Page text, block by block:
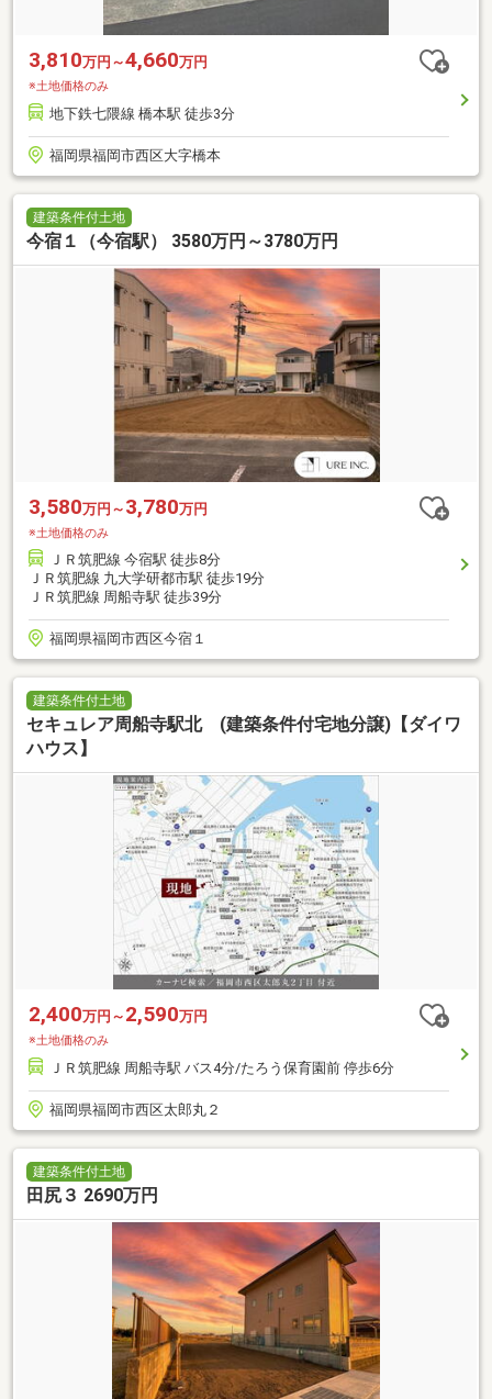
3,810万円～4,660万円
※土地価格のみ
地下鉄七隈線 橋本駅 徒歩3分
福岡県福岡市西区大字橋本
建築条件付土地
今宿１（今宿駅） 3580万円～3780万円
3,580万円～ 3,780万円
※土地価格のみ
ＪＲ筑肥線 今宿駅 徒歩8分
ＪＲ筑肥線 九大学研都市駅 徒歩19分
ＪＲ筑肥線 周船寺駅 徒歩39分
福岡県福岡市西区今宿１
建築条件付土地
セキュレア周船寺駅北 (建築条件付宅地分譲)【ダイワ
ハウス】
2,400万円～ 2,590万円
※土地価格のみ
ＪＲ筑肥線 周船寺駅 バス4分/たろう保育園前 停歩6分
福岡県福岡市西区太郎丸２
建築条件付土地
田尻３ 2690万円